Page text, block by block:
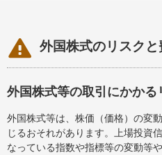
 外国株式のリスク
外国株式等の取引にかかる
外国株式等は、株価（価格）の変
じるおそれがあります。上場投資
なっている指数や指標等の変動等